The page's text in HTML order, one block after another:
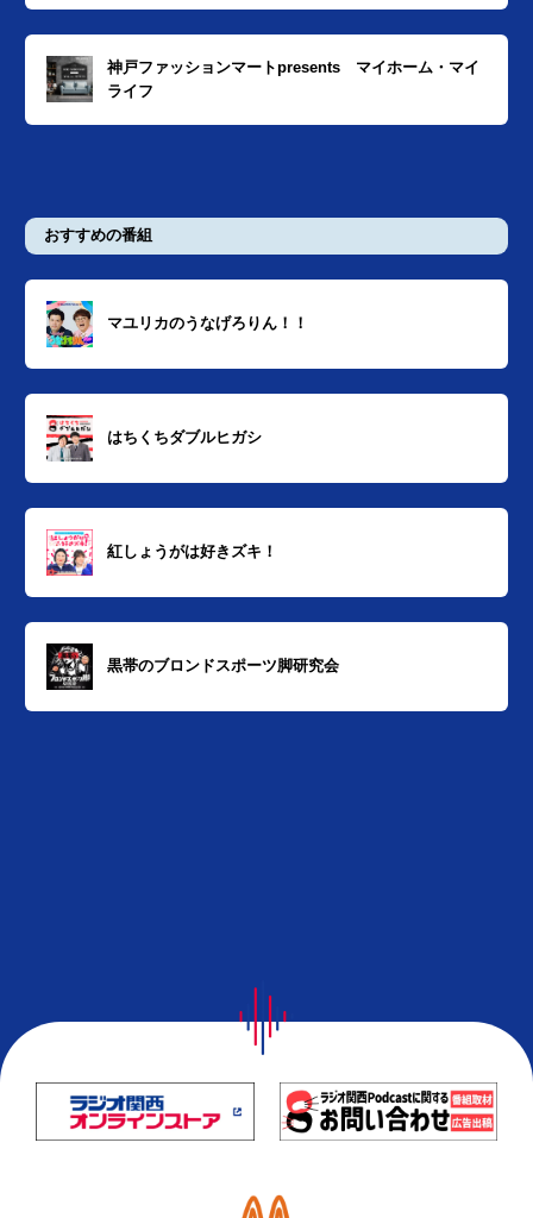
神戸ファッションマートpresents マイホーム・マイ
ライフ
おすすめの番組
マユリカのうなげろりん！！
はちくちダブルヒガシ
紅しょうがは好きズキ！
黒帯のブロンドスポーツ脚研究会